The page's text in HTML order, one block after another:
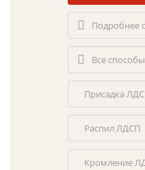
Подробнее
Все
Присадка
Распил ЛДСП
Кромление